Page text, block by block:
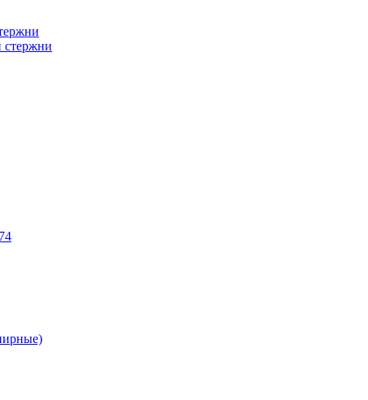
стержни